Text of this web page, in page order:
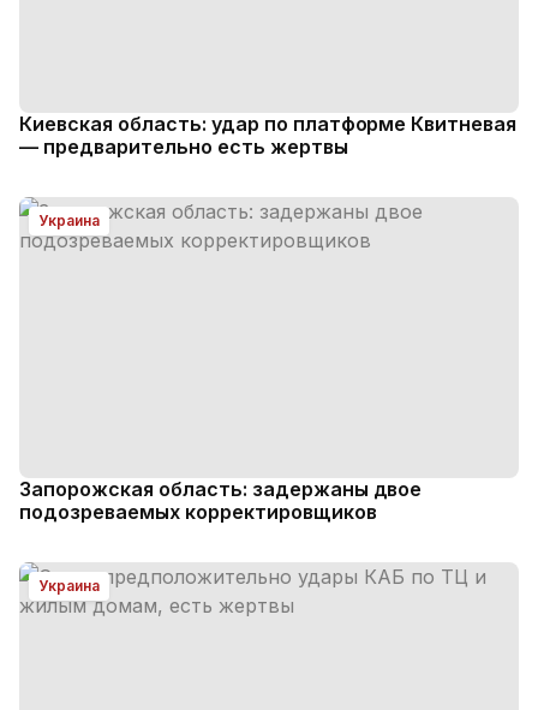
Киевская область: удар по платформе Квитневая
— предварительно есть жертвы
Украина
Запорожская область: задержаны двое
подозреваемых корректировщиков
Украина